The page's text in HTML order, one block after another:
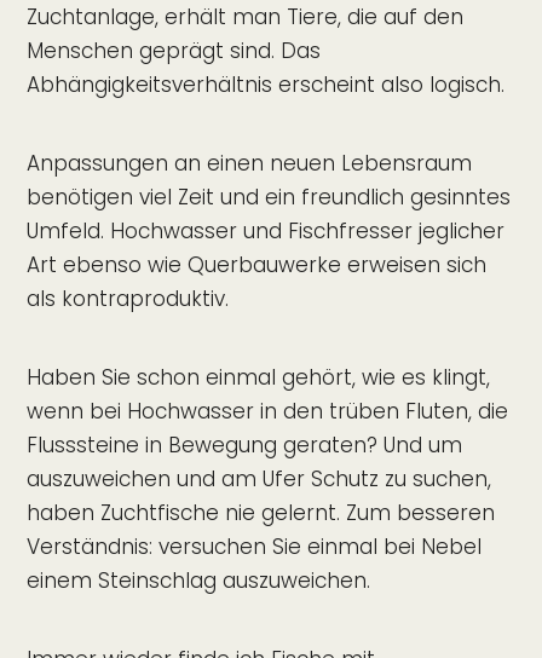
Zuchtanlage, erhält man Tiere, die auf den
Menschen geprägt sind. Das
Abhängigkeitsverhältnis erscheint also logisch.
Anpassungen an einen neuen Lebensraum
benötigen viel Zeit und ein freundlich gesinntes
Umfeld. Hochwasser und Fischfresser jeglicher
Art ebenso wie Querbauwerke erweisen sich
als kontraproduktiv.
Haben Sie schon einmal gehört, wie es klingt,
wenn bei Hochwasser in den trüben Fluten, die
Flusssteine in Bewegung geraten? Und um
auszuweichen und am Ufer Schutz zu suchen,
haben Zuchtfische nie gelernt. Zum besseren
Verständnis: versuchen Sie einmal bei Nebel
einem Steinschlag auszuweichen.